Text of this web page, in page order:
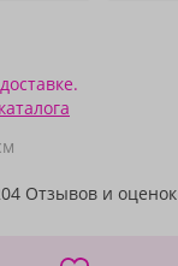
каталога
Отзывов и оценок